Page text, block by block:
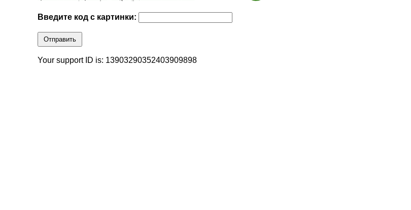
Введите код с картинки:
Отправить
Your support ID is: 13903290352403909898